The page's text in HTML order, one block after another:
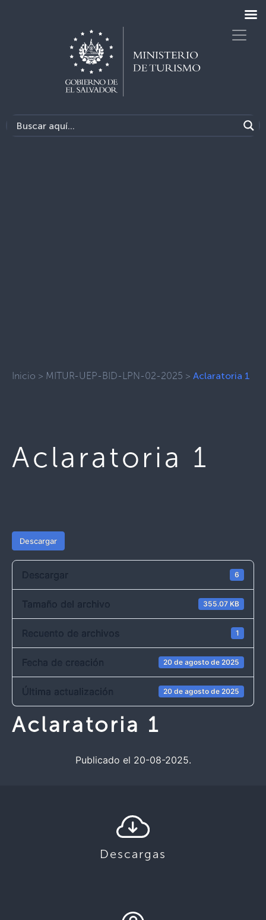
Inicio > MITUR-UEP-BID-LPN-02-2025 > Aclaratoria 1
Aclaratoria 1
Descargar
Descargar 6
Tamaño del archivo 355.07 KB
Recuento de archivos 1
Fecha de creación 20 de agosto de 2025
Última actualización 20 de agosto de 2025
Aclaratoria 1
Publicado el 20-08-2025.
Descargas